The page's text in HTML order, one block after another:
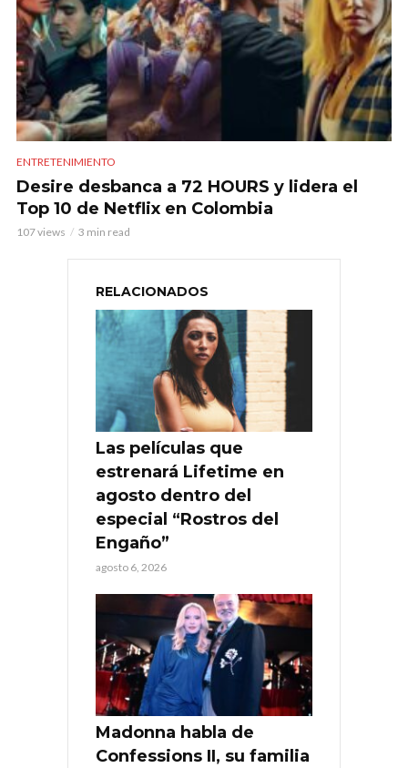
ENTRETENIMIENTO
Desire desbanca a 72 HOURS y lidera el
Top 10 de Netflix en Colombia
107 views 3 min read
RELACIONADOS
Las películas que
estrenará Lifetime en
agosto dentro del
especial “Rostros del
Engaño”
agosto 6, 2026
Madonna habla de
Confessions II, su familia